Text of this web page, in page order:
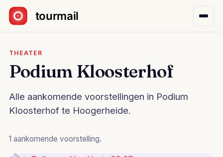
Sla navigatie over
THEATER
Podium Kloosterhof
Alle aankomende voorstellingen in Podium
Kloosterhof te Hoogerheide.
1 aankomende voorstelling.